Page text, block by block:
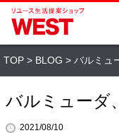
TOP > BLOG > バルミュ
バルミューダ
2021/08/10